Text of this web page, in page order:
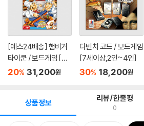
[예스24배송] 햄버거
타이쿤 / 보드게임 [만
6세...
20% 31,200원
다빈치 코드 / 보드게임
[7세이상,2인~4인]
30% 18,200원
상품정보 리뷰/한줄평
0